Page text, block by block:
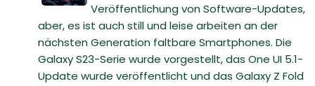
Veröffentlichung von Software-Updates,
aber, es ist auch still und leise arbeiten an der
nächsten Generation faltbare Smartphones. Die
Galaxy S23-Serie wurde vorgestellt, das One UI 5.1-
Update wurde veröffentlicht und das Galaxy Z Fold